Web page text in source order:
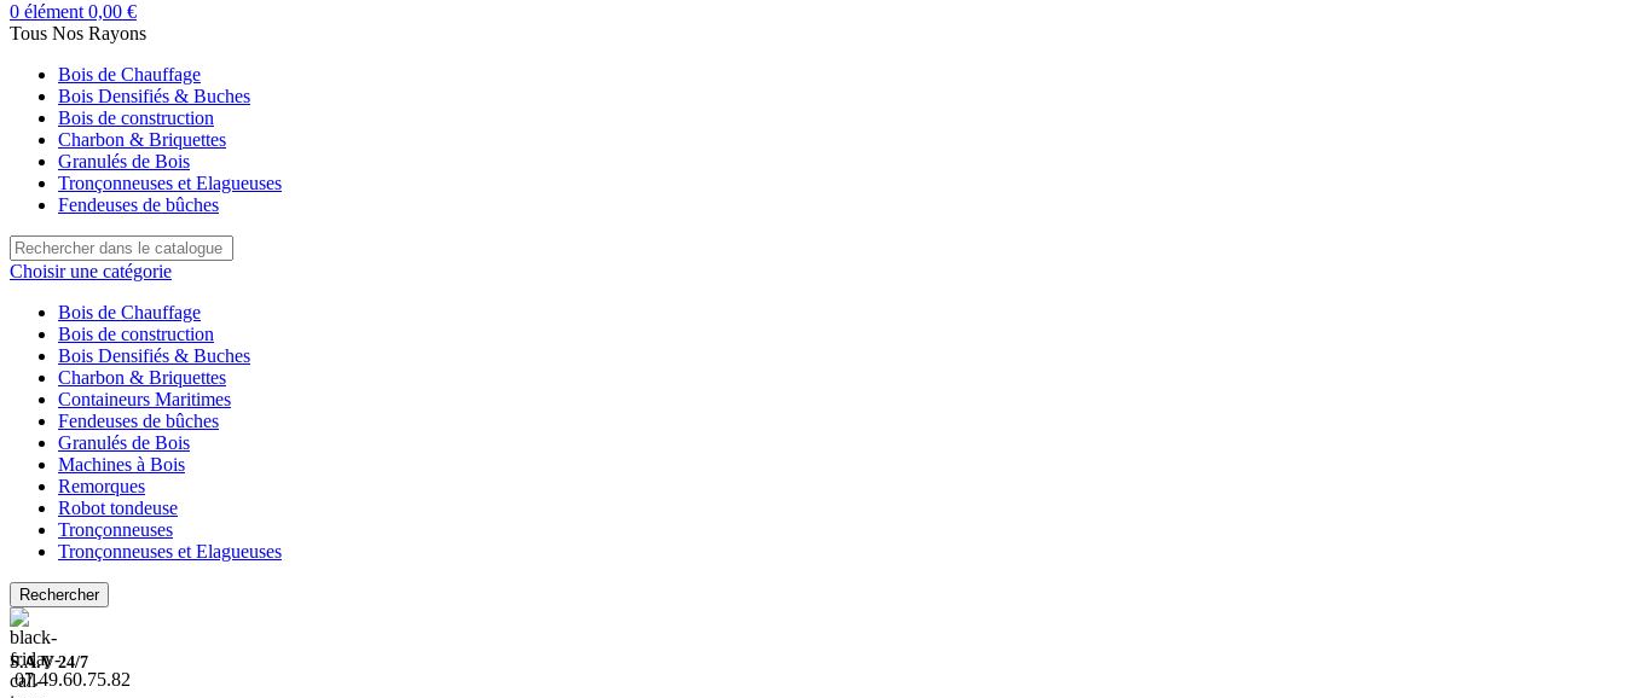
0 élément 0,00 €
Tous Nos Rayons
Bois de Chauffage
Bois Densifiés & Buches
Bois de construction
Charbon & Briquettes
Granulés de Bois
Tronçonneuses et Elagueuses
Fendeuses de bûches
Choisir une catégorie
Bois de Chauffage
Bois de construction
Bois Densifiés & Buches
Charbon & Briquettes
Containeurs Maritimes
Fendeuses de bûches
Granulés de Bois
Machines à Bois
Remorques
Robot tondeuse
Tronçonneuses
Tronçonneuses et Elagueuses
Rechercher
S.A.V 24/7
07.49.60.75.82